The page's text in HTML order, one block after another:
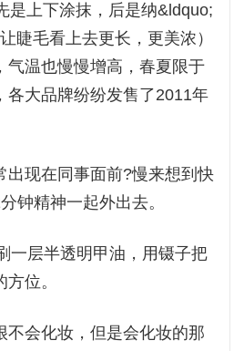
是上下涂抹，后是纳&ldquo;
睫毛看上去更长，更美浓）
气温也慢慢增高，春夏限于
各大品牌纷纷发售了2011年
出现在同事面前?慢来想到快
钟精神一起外出去。
一层半透明甲油，用镊子把
位。
不会化妆，但是会化妆的那